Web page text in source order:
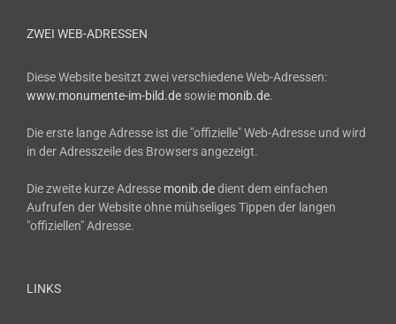
ZWEI WEB-ADRESSEN
Diese Website besitzt zwei verschiedene Web-Adressen:
www.monumente-im-bild.de sowie monib.de.
Die erste lange Adresse ist die "offizielle" Web-Adresse und wird
in der Adresszeile des Browsers angezeigt.
Die zweite kurze Adresse monib.dedient dem einfachen
Aufrufen der Website ohne mühseliges Tippen der langen
"offiziellen" Adresse.
LINKS